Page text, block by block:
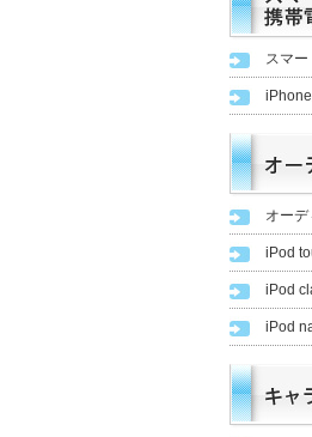
スマ
オーデ
iPod
iPod
iPod